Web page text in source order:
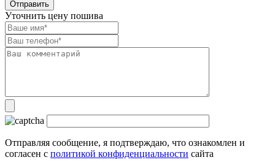
Уточнить цену пошива
Отправляя сообщение, я подтверждаю, что ознакомлен и
согласен с политикой конфиденциальности сайта